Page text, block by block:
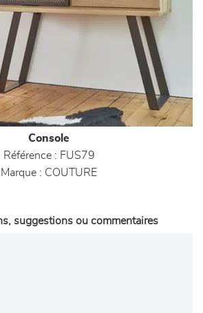
Console
Référence : FUS79
Marque : COUTURE
suggestions ou commentaires